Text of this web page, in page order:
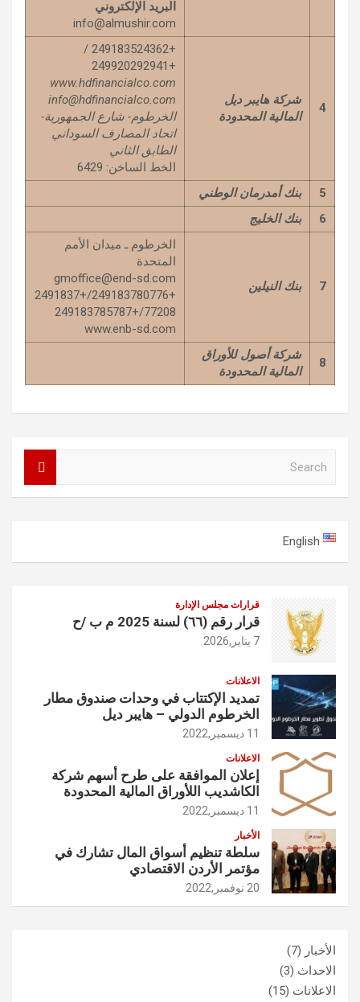
البريد الإلكتروني
info@almushir.com
4
شركة هايبر ديل
المالية المحدودة
+249183524362 /
+249920292941
www.hdfinancialco.com
info@hdfinancialco.com
الخرطوم- شارع الجمهورية-
اتحاد المصارف السوداني
الطابق الثاني
الخط الساخن: 6429
5
بنك أمدرمان الوطني
6
بنك الخليج
7 بنك النيلين
الخرطوم ـ ميدان الأمم
المتحدة
gmoffice@end-sd.com
+249183780776/+2491837
77208/+249183785787
www.enb-sd.com
8
شركة أصول للأوراق
المالية المحدودة
h
English
قرارات مجلس الإدارة
قرار رقم (٦٦) لسنة 2025 م ب /ح
7 يناير,2026
الاعلانات
تمديد الإكتتاب في وحدات صندوق مطار
الخرطوم الدولي – هايبر ديل
11 ديسمبر,2022
الاعلانات
إعلان الموافقة على طرح أسهم شركة
الكاشديب اللأوراق المالية المحدودة
11 ديسمبر,2022
الأخبار
سلطة تنظيم أسواق المال تشارك في
مؤتمر الأردن الاقتصادي
20 نوفمبر,2022
الأخبار (7)
الاحداث (3)
الاعلانات (15)